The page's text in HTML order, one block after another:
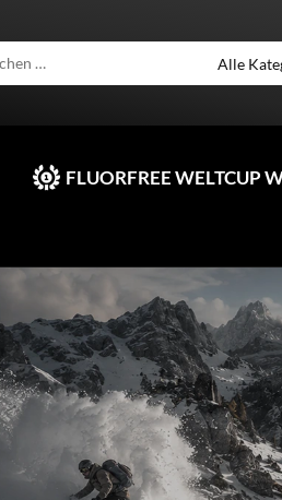
FLUORFREE WELTCUP